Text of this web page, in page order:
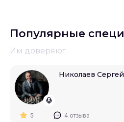
Популярные
Им доверяют
Николаев
5 4 отзыва